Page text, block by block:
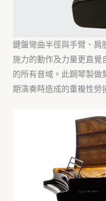
鍵盤彎曲半徑與手臂、肩
施力的動作及力量更直覺
的所有音域。此鋼琴製做
期演奏時造成的重複性勞